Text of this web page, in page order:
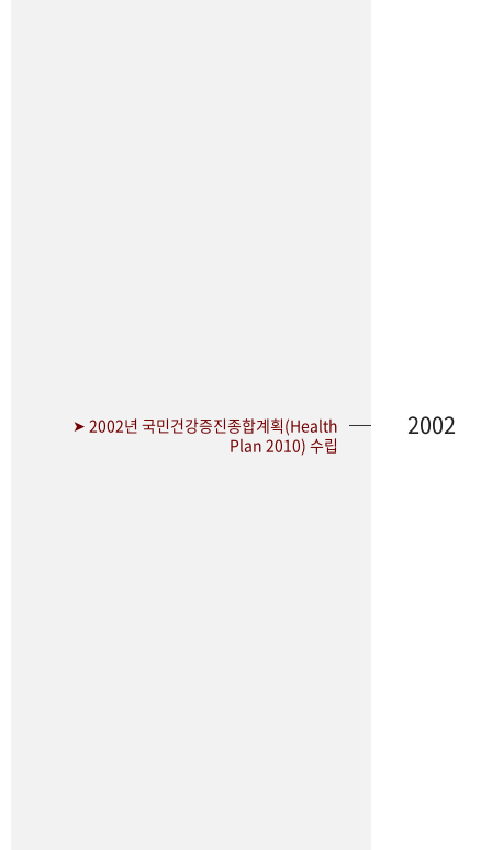
➤ 2002년 국민건강증진종합계획(Health
Plan 2010) 수립
2002